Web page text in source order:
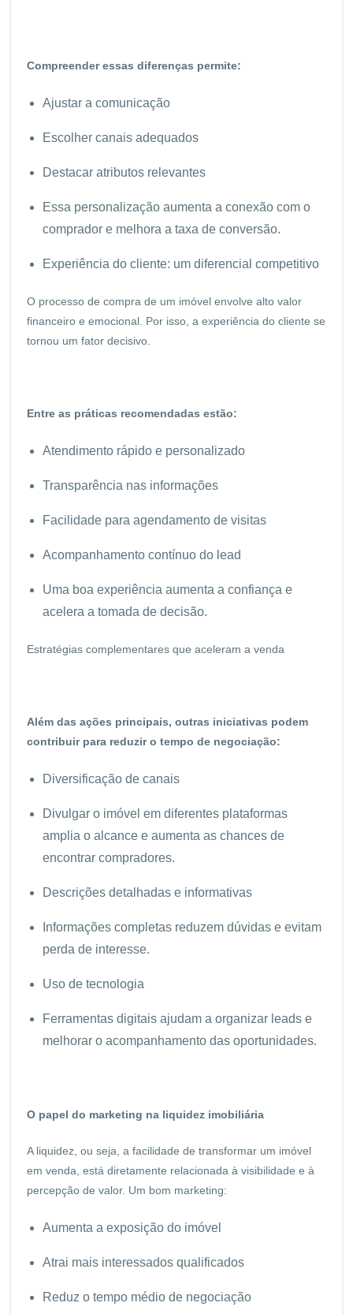
Compreender essas diferenças permite:
Ajustar a comunicação
Escolher canais adequados
Destacar atributos relevantes
Essa personalização aumenta a conexão com o
comprador e melhora a taxa de conversão.
Experiência do cliente: um diferencial competitivo
O processo de compra de um imóvel envolve alto valor
financeiro e emocional. Por isso, a experiência do cliente se
tornou um fator decisivo.
Entre as práticas recomendadas estão:
Atendimento rápido e personalizado
Transparência nas informações
Facilidade para agendamento de visitas
Acompanhamento contínuo do lead
Uma boa experiência aumenta a confiança e
acelera a tomada de decisão.
Estratégias complementares que aceleram a venda
Além das ações principais, outras iniciativas podem
contribuir para reduzir o tempo de negociação:
Diversificação de canais
Divulgar o imóvel em diferentes plataformas
amplia o alcance e aumenta as chances de
encontrar compradores.
Descrições detalhadas e informativas
Informações completas reduzem dúvidas e evitam
perda de interesse.
Uso de tecnologia
Ferramentas digitais ajudam a organizar leads e
melhorar o acompanhamento das oportunidades.
O papel do marketing na liquidez imobiliária
A liquidez, ou seja, a facilidade de transformar um imóvel
em venda, está diretamente relacionada à visibilidade e à
percepção de valor. Um bom marketing:
Aumenta a exposição do imóvel
Atrai mais interessados qualificados
Reduz o tempo médio de negociação